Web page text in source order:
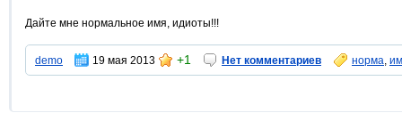
Дайте мне нормальное имя, идиоты!!!
demo 19 мая 2013 +1 Нет комментариев норма,